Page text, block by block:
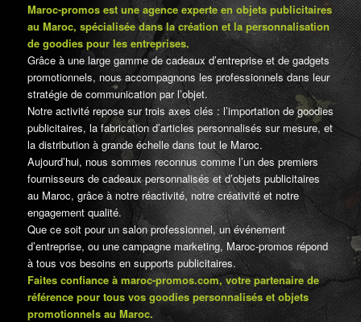
Maroc-promos est une agence experte en objets publicitaires
au Maroc, spécialisée dans la création et la personnalisation
de goodies pour les entreprises.
Grâce à une large gamme de cadeaux d’entreprise et de gadgets
promotionnels, nous accompagnons les professionnels dans leur
stratégie de communication par l’objet.
Notre activité repose sur trois axes clés : l’importation de goodies
publicitaires, la fabrication d’articles personnalisés sur mesure, et
la distribution à grande échelle dans tout le Maroc.
Aujourd’hui, nous sommes reconnus comme l’un des premiers
fournisseurs de cadeaux personnalisés et d’objets publicitaires
au Maroc, grâce à notre réactivité, notre créativité et notre
engagement qualité.
Que ce soit pour un salon professionnel, un événement
d’entreprise, ou une campagne marketing, Maroc-promos répond
à tous vos besoins en supports publicitaires.
Faites confiance à maroc-promos.com, votre partenaire de
référence pour tous vos goodies personnalisés et objets
promotionnels au Maroc.